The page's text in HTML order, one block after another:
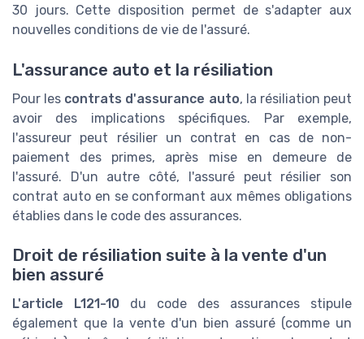
30 jours. Cette disposition permet de s'adapter aux
nouvelles conditions de vie de l'assuré.
L'assurance auto et la résiliation
Pour les contrats d'assurance auto, la résiliation peut
avoir des implications spécifiques. Par exemple,
l'assureur peut résilier un contrat en cas de non-
paiement des primes, après mise en demeure de
l'assuré. D'un autre côté, l'assuré peut résilier son
contrat auto en se conformant aux mêmes obligations
établies dans le code des assurances.
Droit de résiliation suite à la vente d'un
bien assuré
L'article L121-10 du code des assurances stipule
également que la vente d'un bien assuré (comme un